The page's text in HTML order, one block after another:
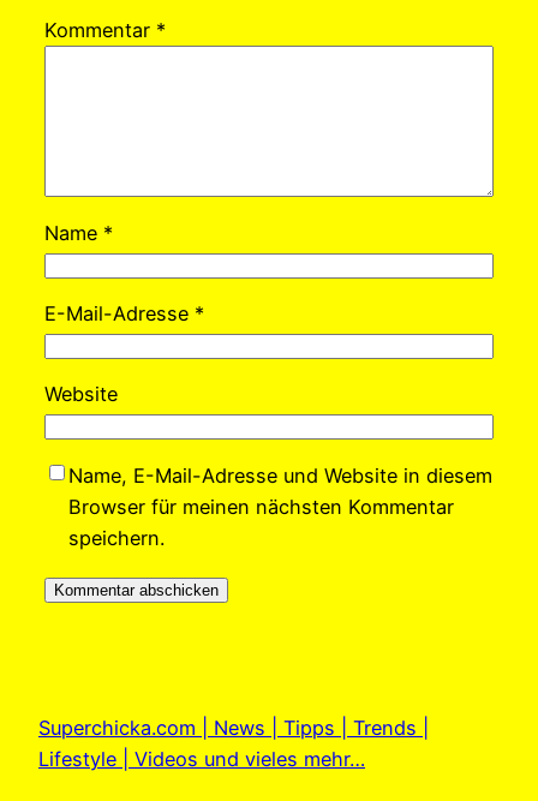
Kommentar *
Name *
E-Mail-Adresse *
Website
Name, E-Mail-Adresse und Website in diesem
Browser für meinen nächsten Kommentar
speichern.
Superchicka.com | News | Tipps | Trends |
Lifestyle | Videos und vieles mehr…